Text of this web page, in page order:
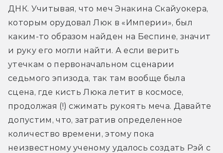
ДНК. Учитывая, что меч Энакина Скайуокера,
которым орудовал Люк в «Империи», был
каким-то образом найден на Беспине, значит
и руку его могли найти. А если верить
утечкам о первоначальном сценарии
седьмого эпизода, так там вообще была
сцена, где кисть Люка летит в космосе,
продолжая (!) сжимать рукоять меча. Давайте
допустим, что, затратив определенное
количество времени, этому пока
неизвестному ученому удалось создать Рэй с